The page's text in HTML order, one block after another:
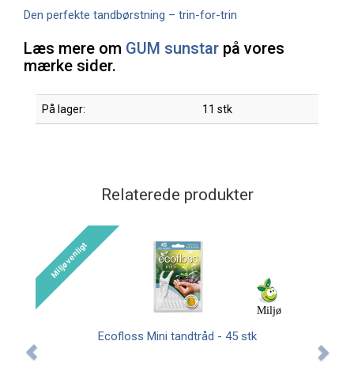
Den perfekte tandbørstning – trin-for-trin
Læs mere om GUM sunstar på vores
mærke sider.
På lager: 11 stk
Relaterede produkter
Miljø
Ecofloss Mini tandtråd - 45 stk